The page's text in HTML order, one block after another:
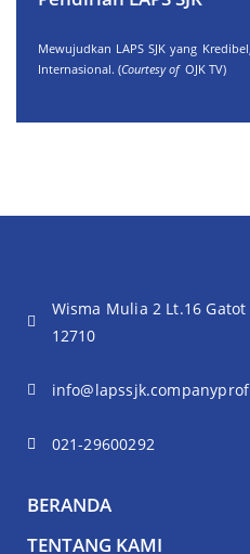
Mewujudkan LAPS SJK yang
Internasional. (Courtesy ofOJK TV)
Wisma Mulia 2 Lt.16
12710
021-29600292
BERANDA
TENTANG KAMI